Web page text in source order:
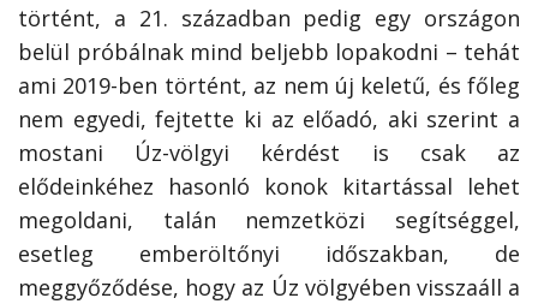
történt, a 21. században pedig egy országon
belül próbálnak mind beljebb lopakodni – tehát
ami 2019-ben történt, az nem új keletű, és főleg
nem egyedi, fejtette ki az előadó, aki szerint a
mostani Úz-völgyi kérdést is csak az
elődeinkéhez hasonló konok kitartással lehet
megoldani, talán nemzetközi segítséggel,
esetleg emberöltőnyi időszakban, de
meggyőződése, hogy az Úz völgyében visszaáll a